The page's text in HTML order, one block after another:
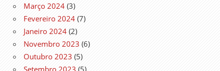
Março 2024 (3)
Fevereiro 2024 (7)
Janeiro 2024 (2)
Novembro 2023 (6)
Outubro 2023 (5)
Setembro 2023 (5)